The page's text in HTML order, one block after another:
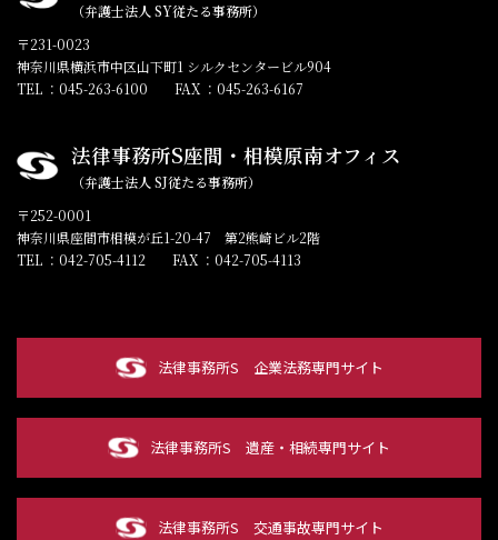
（弁護士法人 SY従たる事務所）
〒231-0023
神奈川県横浜市中区山下町1 シルクセンタービル904
TEL ：045-263-6100 FAX ：045-263-6167
法律事務所S座間・相模原南オフィス
（弁護士法人 SJ従たる事務所）
〒252-0001
神奈川県座間市相模が丘1-20-47 第2熊崎ビル2階
TEL ：042-705-4112 FAX ：042-705-4113
法律事務所S 企業法務専門サイト
法律事務所S 遺産・相続専門サイト
法律事務所S 交通事故専門サイト